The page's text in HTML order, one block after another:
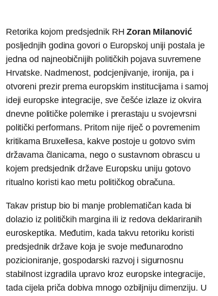
Retorika kojom predsjednik RHZoran Milanović
posljednjih godina govori o Europskoj uniji postala je
jedna od najneobičnijih političkih pojava suvremene
Hrvatske. Nadmenost, podcjenjivanje, ironija, pa i
otvoreni prezir prema europskim institucijama i samoj
ideji europske integracije, sve češće izlaze iz okvira
dnevne političke polemike i prerastaju u svojevrsni
politički performans. Pritom nije riječ o povremenim
kritikama Bruxellesa, kakve postoje u gotovo svim
državama članicama, nego o sustavnom obrascu u
kojem predsjednik države Europsku uniju gotovo
ritualno koristi kao metu političkog obračuna.
Takav pristup bio bi manje problematičan kada bi
dolazio iz političkih margina ili iz redova deklariranih
euroskeptika. Međutim, kada takvu retoriku koristi
predsjednik države koja je svoje međunarodno
pozicioniranje, gospodarski razvoj i sigurnosnu
stabilnost izgradila upravo kroz europske integracije,
tada cijela priča dobiva mnogo ozbiljniju dimenziju. U